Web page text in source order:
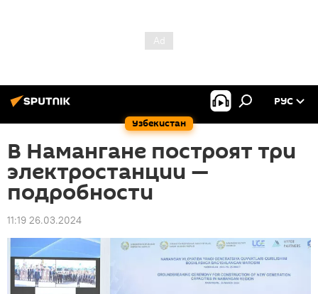
Узбекистан
РУС
В Намангане построят три
электростанции —
подробности
11:19 26.03.2024